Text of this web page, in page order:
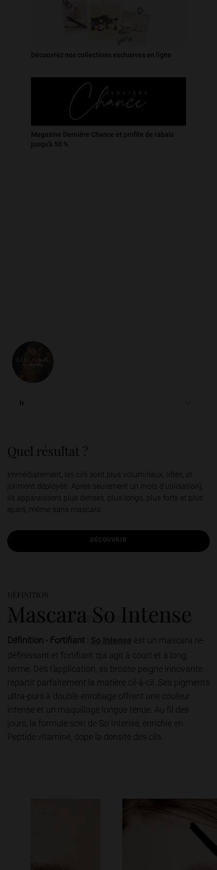
Découvrez nos collections exclusives en ligne
Magasine Dernière Chance et profite de rabais
jusqu'à 50 %
fr
Pour qui ?
Quel résultat ?
Immédiatement, les cils sont plus volumineux, liftés, et
joliment déployés. Après seulement un mois d'utilisation),
ils apparaissent plus denses, plus longs, plus forts et plus
épais, même sans mascara.
DÉCOUVRIR
DÉFINITION
Mascara So Intense
Définition - Fortifiant :
est un mascara re-
définissant et fortifiant qui agit à court et à long
terme. Dès l’application, sa brosse peigne innovante
répartit parfaitement la matière cil-à-cil. Ses pigments
ultra-purs à double enrobage offrent une couleur
intense et un maquillage longue tenue. Au fil des
jours, la formule soin de So Intense, enrichie en
Peptide vitaminé, dope la densité des cils.